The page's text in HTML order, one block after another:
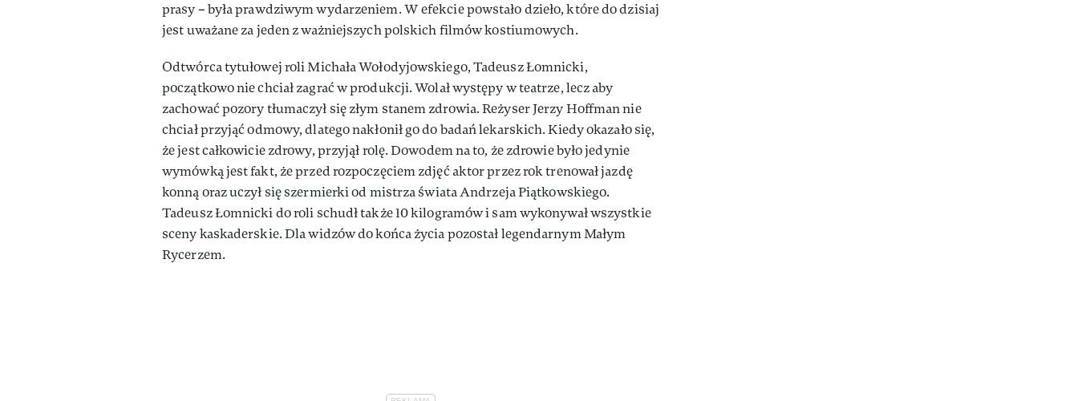
prasy – była prawdziwym wydarzeniem. W efekcie powstało dzieło, które do dzisiaj
jest uważane za jeden z ważniejszych polskich filmów kostiumowych.
Odtwórca tytułowej roli Michała Wołodyjowskiego, Tadeusz Łomnicki,
początkowo nie chciał zagrać w produkcji. Wolał występy w teatrze, lecz aby
zachować pozory tłumaczył się złym stanem zdrowia. Reżyser Jerzy Hoffman nie
chciał przyjąć odmowy, dlatego nakłonił go do badań lekarskich. Kiedy okazało się,
że jest całkowicie zdrowy, przyjął rolę. Dowodem na to, że zdrowie było jedynie
wymówką jest fakt, że przed rozpoczęciem zdjęć aktor przez rok trenował jazdę
konną oraz uczył się szermierki od mistrza świata Andrzeja Piątkowskiego.
Tadeusz Łomnicki do roli schudł także 10 kilogramów i sam wykonywał wszystkie
sceny kaskaderskie. Dla widzów do końca życia pozostał legendarnym Małym
Rycerzem.